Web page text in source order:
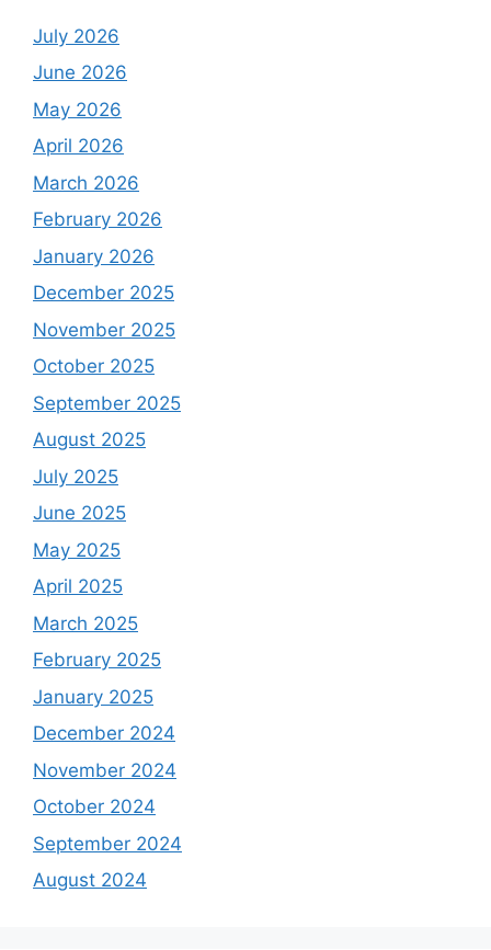
July 2026
June 2026
May 2026
April 2026
March 2026
February 2026
January 2026
December 2025
November 2025
October 2025
September 2025
August 2025
July 2025
June 2025
May 2025
April 2025
March 2025
February 2025
January 2025
December 2024
November 2024
October 2024
September 2024
August 2024